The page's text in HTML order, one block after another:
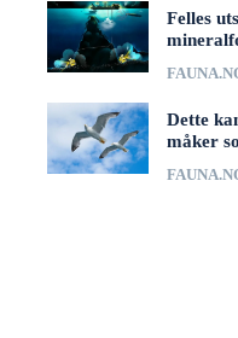
Felles
Dette
måker